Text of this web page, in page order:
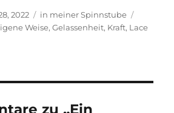
2022 Kategorien
in meiner Spinnstube
Weise,Gelassenheit, Kraft, Lace
zu „Ein